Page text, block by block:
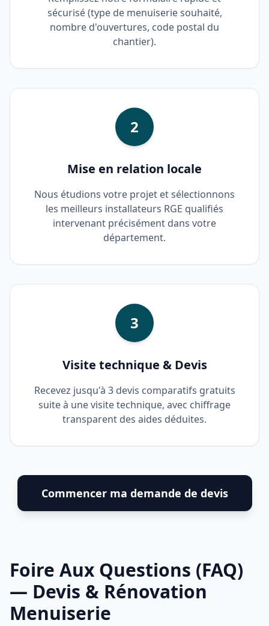
sécurisé (type de menuiserie souhaité,
nombre d'ouvertures, code postal du
chantier).
2
Mise en relation locale
Nous étudions votre projet et sélectionnons
les meilleurs installateurs RGE qualifiés
intervenant précisément dans votre
département.
3
Visite technique & Devis
Recevez jusqu'à 3 devis comparatifs gratuits
suite à une visite technique, avec chiffrage
transparent des aides déduites.
Commencer ma demande de devis
Foire Aux Questions (FAQ)
— Devis & Rénovation
Menuiserie